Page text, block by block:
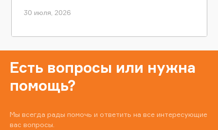
30 июля, 2026
Есть вопросы или нужна
помощь?
Мы всегда рады помочь и ответить на все интересующие
вас вопросы.